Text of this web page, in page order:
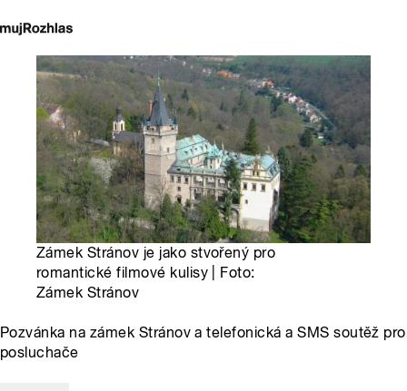
Zámek Stránov je jako stvořený pro
romantické filmové kulisy | Foto:
Zámek Stránov
Pozvánka na zámek Stránov a telefonická a SMS soutěž pro
posluchače